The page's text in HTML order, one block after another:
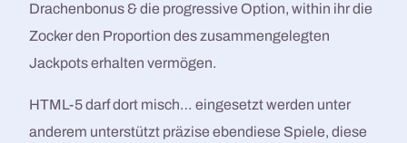
Drachenbonus & die progressive Option, within ihr die
Zocker den Proportion des zusammengelegten
Jackpots erhalten vermögen.
HTML-5 darf dort misch… eingesetzt werden unter
anderem unterstützt präzise ebendiese Spiele, diese